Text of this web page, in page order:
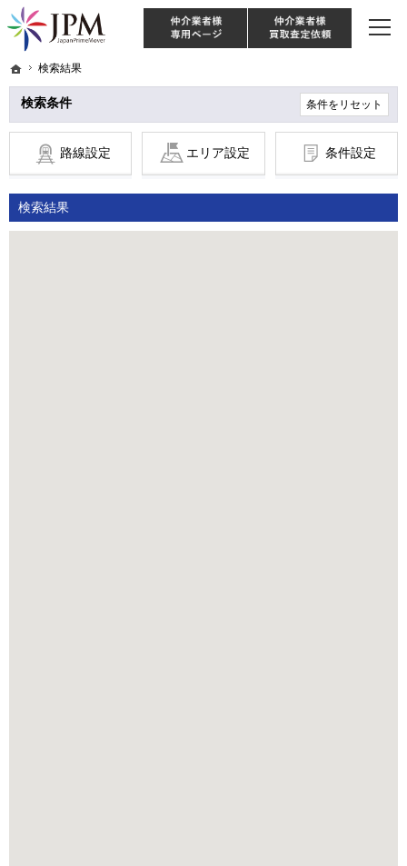
ホーム
検索結果
検索条件 条件をリセット
路線設定 エリア設定 条件設定
検索結果
東京・神奈川・埼玉・千葉のリノベーション住宅や中古マンションを手がける会
【物件買取強化中！】リノベーション住宅・不動産・中古マンションならJPM
ホーム
検索結果